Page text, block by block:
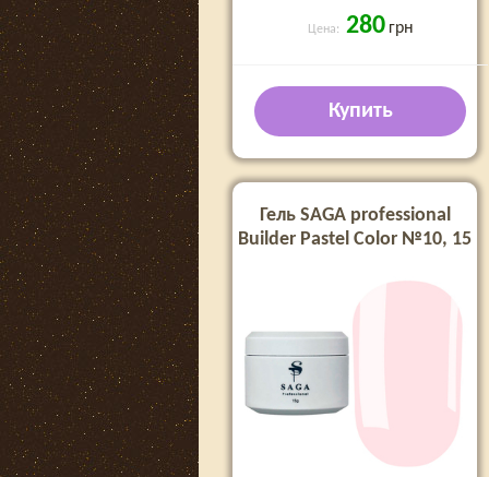
Цена: 280 грн
Купить
Гель SAGA professional
Builder Pastel Color №10, 15